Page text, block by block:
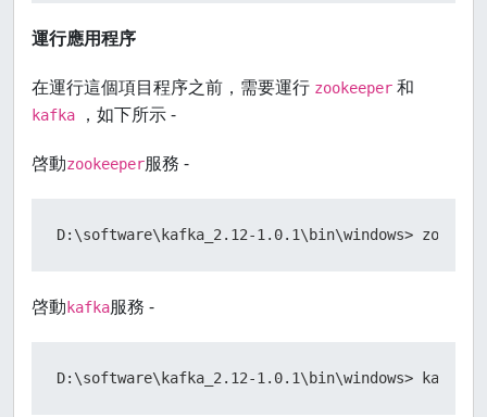
運行應用程序
在運行這個項目程序之前，需要運行 zookeeper 和
kafka ，如下所示 -
啓動zookeeper服務 -
D:\software\kafka_2.12-1.0.1\bin\windows>
啓動 kafka服務 -
D:\software\kafka_2.12-1.0.1\bin\windows>